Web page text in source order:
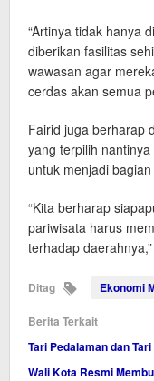
“Artinya tidak hanya
diberikan fasilitas
wawasan agar
cerdas akan semua
Fairid juga berharap
yang terpilih
untuk menjadi
“Kita berharap
pariwisata harus
terhadap
Ditag Ekonomi
Berita Terkait
Tari Pedalaman dan
Wali Kota Resmi